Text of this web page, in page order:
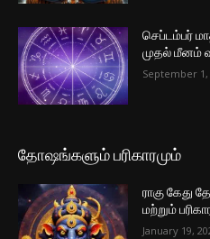
செப்டம்பர்
முதல் மீனம்
September 1,
தோஷங்களும் பரிகாரமும்
ராகு கேது
மற்றும்
January 19,